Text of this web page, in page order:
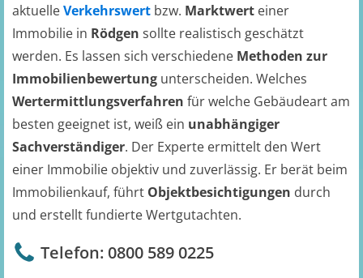
aktuelleVerkehrswert bzw. Marktwert einer
Immobilie in Rödgen sollte realistisch geschätzt
werden. Es lassen sich verschiedene Methoden zur
Immobilienbewertung unterscheiden. Welches
Wertermittlungsverfahren für welche Gebäudeart am
besten geeignet ist, weiß ein unabhängiger
Sachverständiger. Der Experte ermittelt den Wert
einer Immobilie objektiv und zuverlässig. Er berät beim
Immobilienkauf, führt Objektbesichtigungen durch
und erstellt fundierte Wertgutachten.
Telefon: 0800 589 0225